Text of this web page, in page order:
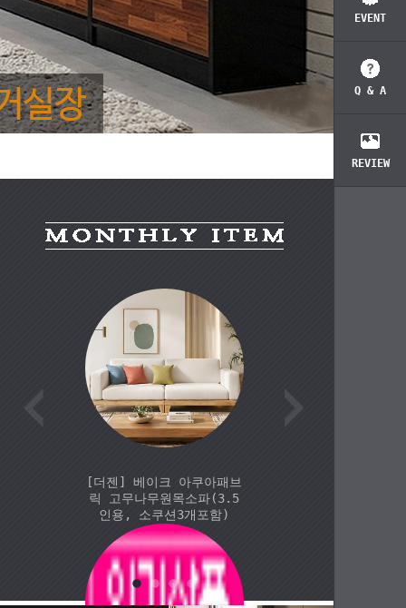
EVENT
Q & A
REVIEW
[더젠] 베이크202 아쿠아
패브릭 고무나무원목소파
(3.5인용, 소쿠션3개포
함)